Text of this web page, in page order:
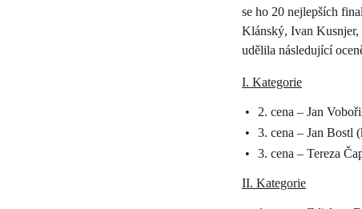
se ho 20 nejlepších
Klánský, Ivan Kusnjer,
udělila následující
I. Kategorie
2. cena – Jan
3. cena – Jan Bostl
3. cena – Tereza
II. Kategorie